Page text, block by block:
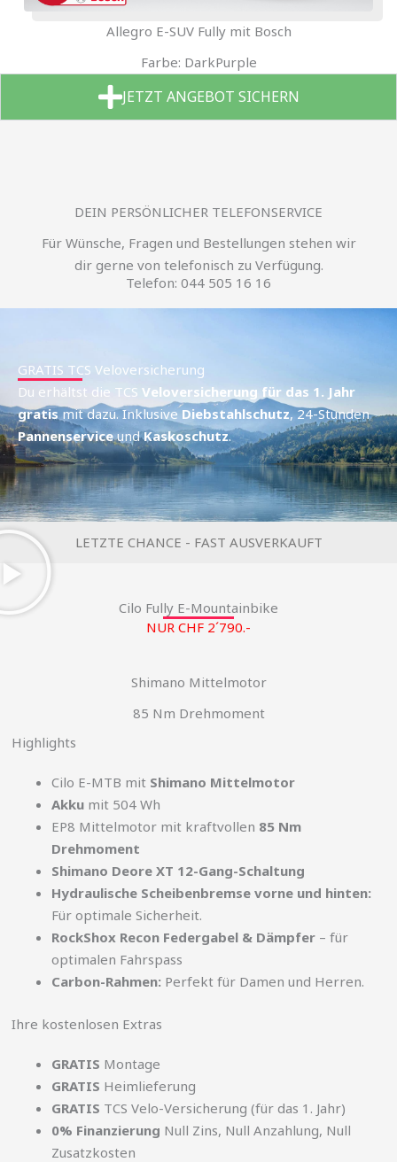
Allegro E-SUV Fully mit Bosch
Farbe: DarkPurple
JETZT ANGEBOT SICHERN
DEIN PERSÖNLICHER TELEFONSERVICE
Für Wünsche, Fragen und Bestellungen stehen wir
dir gerne von telefonisch zu Verfügung.
Telefon: 044 505 16 16
GRATIS TCS Veloversicherung
Du erhältst die TCS Veloversicherung für das 1. Jahr
gratis mit dazu. Inklusive Diebstahlschutz, 24-Stunden
PannenserviceundKaskoschutz.
LETZTE CHANCE - FAST AUSVERKAUFT
Cilo Fully E-Mountainbike
NUR CHF 2´790.-
Shimano Mittelmotor
85 Nm Drehmoment
Highlights
Cilo E-MTB mit Shimano Mittelmotor
Akku mit 504 Wh
EP8 Mittelmotor mit kraftvollen 85 Nm
Drehmoment
Shimano Deore XT 12-Gang-Schaltung
Hydraulische Scheibenbremse vorne und hinten:
Für optimale Sicherheit.
RockShox Recon Federgabel & Dämpfer – für
optimalen Fahrspass
Carbon-Rahmen: Perfekt für Damen und Herren.
Ihre kostenlosen Extras
GRATIS Montage
GRATIS Heimlieferung
GRATIS TCS Velo-Versicherung (für das 1. Jahr)
0% Finanzierung Null Zins, Null Anzahlung, Null
Zusatzkosten